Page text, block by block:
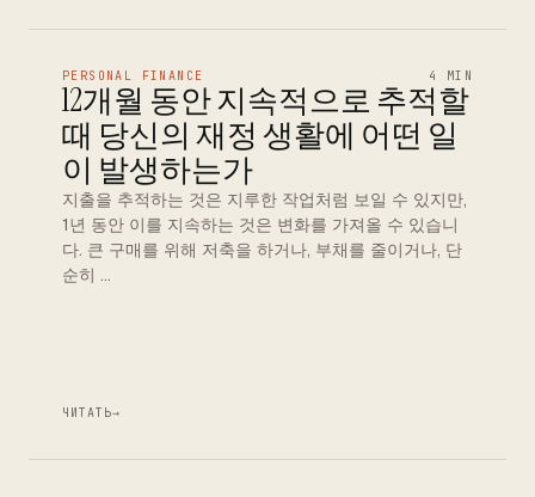
PERSONAL FINANCE 4 MIN
12개월 동안 지속적으로 추적할
때 당신의 재정 생활에 어떤 일
이 발생하는가
지출을 추적하는 것은 지루한 작업처럼 보일 수 있지만,
1년 동안 이를 지속하는 것은 변화를 가져올 수 있습니
다. 큰 구매를 위해 저축을 하거나, 부채를 줄이거나, 단
순히 …
ЧИТАТЬ→